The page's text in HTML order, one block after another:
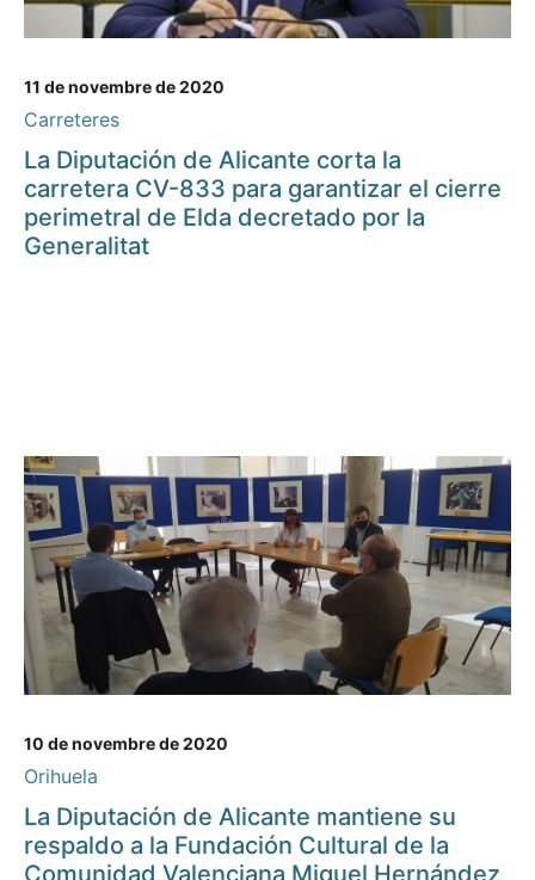
11 de novembre de 2020
Carreteres
La Diputación de Alicante corta la
carretera CV-833 para garantizar el cierre
perimetral de Elda decretado por la
Generalitat
10 de novembre de 2020
Orihuela
La Diputación de Alicante mantiene su
respaldo a la Fundación Cultural de la